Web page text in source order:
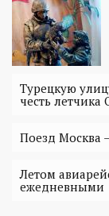
Турецкую
честь летчика
Поезд Москва
Летом
ежедневными